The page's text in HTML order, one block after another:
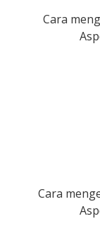
Cara
Cara